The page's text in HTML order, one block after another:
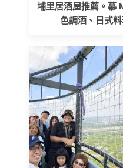
埔里居酒屋推薦。慕
色調酒、日式